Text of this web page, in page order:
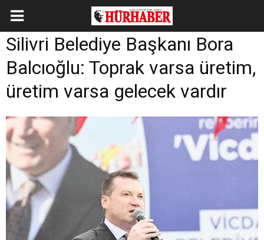
Silivri Belediye Başkanı Bora
Balcıoğlu: Toprak varsa üretim,
üretim varsa gelecek vardır